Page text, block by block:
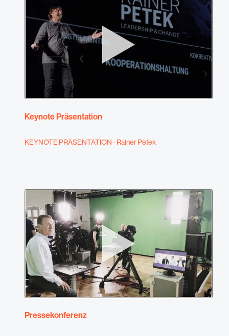
Keynote Präsentation
KEYNOTE PRÄSENTATION - Rainer Petek
Pressekonferenz